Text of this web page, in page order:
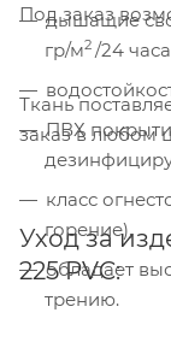
дышащие
гр/м2 /24
ПВХ
класс
горение),
обладает
трению.
Под заказ
Ткань
заказ в любом
Уход за
225 PVC:
Компания
Текстиль»